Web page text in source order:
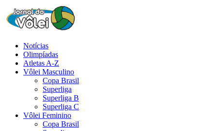
Notícias
Olimpíadas
Atletas A-Z
Vôlei Masculino
Copa Brasil
Superliga
Superliga B
Superliga C
Vôlei Feminino
Copa Brasil